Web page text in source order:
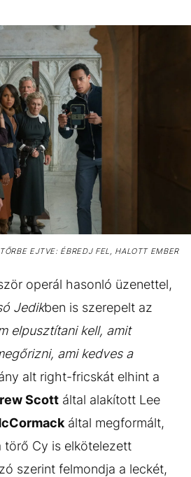
EJTVE: ÉBREDJ FEL, HALOTT EMBER
operál hasonló üzenettel,
Jedikben is szerepelt az
elpusztítani kell, amit
ami kedves a
alt right-fricskát elhint a
Scott által alakított Lee
által megformált,
törő Cy is elkötelezett
szerint felmondja a leckét,